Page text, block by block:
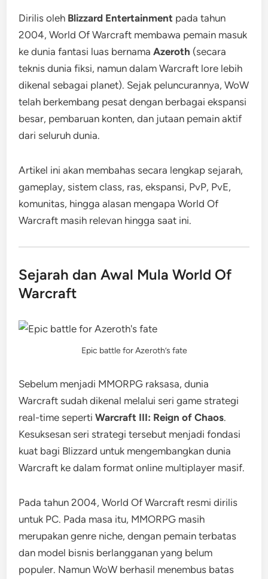
Dirilis oleh Blizzard Entertainment pada tahun
2004, World Of Warcraft membawa pemain masuk
ke dunia fantasi luas bernamaAzeroth (secara
teknis dunia fiksi, namun dalam Warcraft lore lebih
dikenal sebagai planet). Sejak peluncurannya, WoW
telah berkembang pesat dengan berbagai ekspansi
besar, pembaruan konten, dan jutaan pemain aktif
dari seluruh dunia.
Artikel ini akan membahas secara lengkap sejarah,
gameplay, sistem class, ras, ekspansi, PvP, PvE,
komunitas, hingga alasan mengapa World Of
Warcraft masih relevan hingga saat ini.
Sejarah dan Awal Mula World Of
Warcraft
Epic battle for Azeroth’s fate
Sebelum menjadi MMORPG raksasa, dunia
Warcraft sudah dikenal melalui seri game strategi
real-time sepertiWarcraft III: Reign of Chaos.
Kesuksesan seri strategi tersebut menjadi fondasi
kuat bagi Blizzard untuk mengembangkan dunia
Warcraft ke dalam format online multiplayer masif.
Pada tahun 2004, World Of Warcraft resmi dirilis
untuk PC. Pada masa itu, MMORPG masih
merupakan genre niche, dengan pemain terbatas
dan model bisnis berlangganan yang belum
populer. Namun WoW berhasil menembus batas